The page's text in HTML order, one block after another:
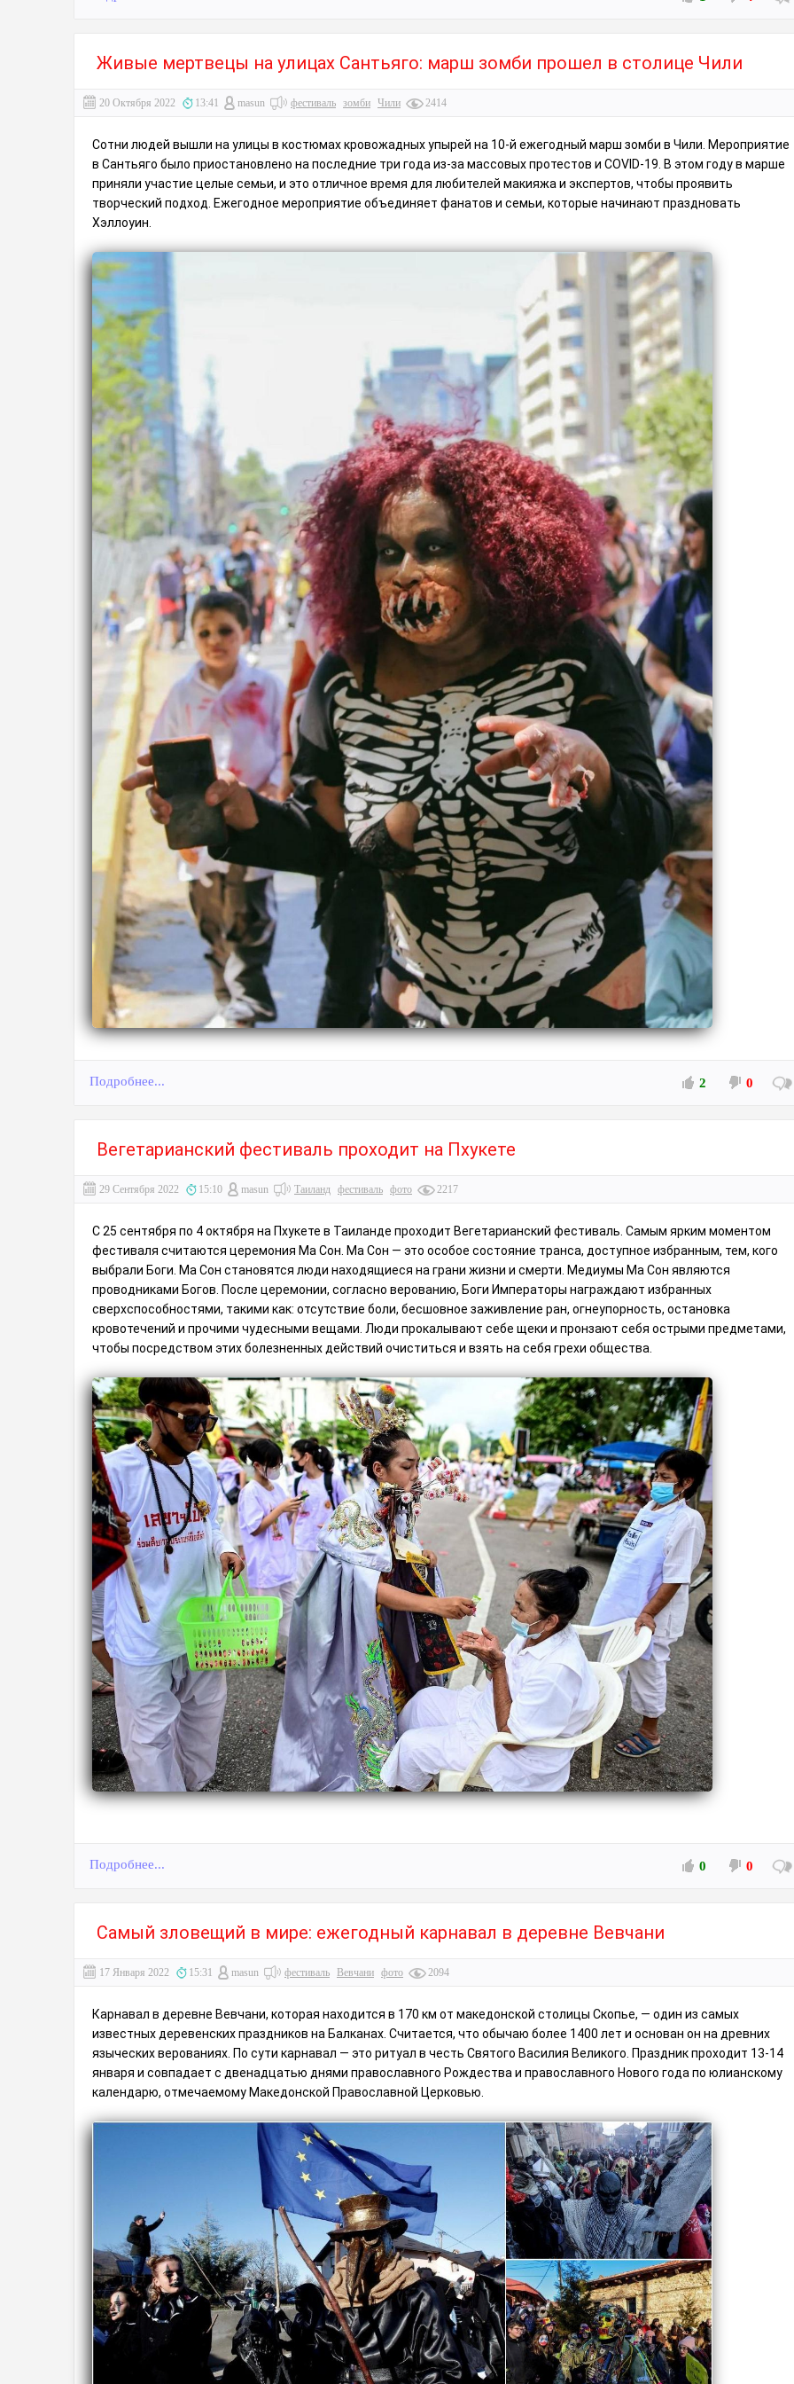
Живые мертвецы на улицах Сантьяго: марш зомби прошел в столице Чили
20 Октября 2022 13:41 masun фестиваль зомби Чили 2414
Сотни людей вышли на улицы в костюмах кровожадных упырей на 10-й ежегодный марш зомби в Чили. Мероприятие
в Сантьяго было приостановлено на последние три года из-за массовых протестов и COVID-19. В этом году в марше
приняли участие целые семьи, и это отличное время для любителей макияжа и экспертов, чтобы проявить
творческий подход. Ежегодное мероприятие объединяет фанатов и семьи, которые начинают праздновать
Хэллоуин.
Подробнее... 2 0
Вегетарианский фестиваль проходит на Пхукете
29 Сентября 2022 15:10 masun Таиланд фестиваль фото 2217
С 25 сентября по 4 октября на Пхукете в Таиланде проходит Вегетарианский фестиваль. Самым ярким моментом
фестиваля считаются церемония Ма Сон. Ма Сон — это особое состояние транса, доступное избранным, тем, кого
выбрали Боги. Ма Сон становятся люди находящиеся на грани жизни и смерти. Медиумы Ма Сон являются
проводниками Богов. После церемонии, согласно верованию, Боги Императоры награждают избранных
сверхспособностями, такими как: отсутствие боли, бесшовное заживление ран, огнеупорность, остановка
кровотечений и прочими чудесными вещами. Люди прокалывают себе щеки и пронзают себя острыми предметами,
чтобы посредством этих болезненных действий очиститься и взять на себя грехи общества.
Подробнее... 0 0
Самый зловещий в мире: ежегодный карнавал в деревне Вевчани
17 Января 2022 15:31 masun фестиваль Вевчани фото 2094
Карнавал в деревне Вевчани, которая находится в 170 км от македонской столицы Скопье, — один из самых
известных деревенских праздников на Балканах. Считается, что обычаю более 1400 лет и основан он на древних
языческих верованиях. По сути карнавал — это ритуал в честь Святого Василия Великого. Праздник проходит 13-14
января и совпадает с двенадцатью днями православного Рождества и православного Нового года по юлианскому
календарю, отмечаемому Македонской Православной Церковью.